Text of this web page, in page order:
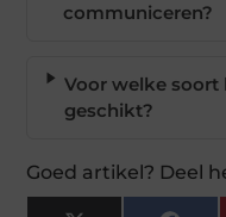
communiceren?
Voor welke soort
geschikt?
Goed artikel? Deel